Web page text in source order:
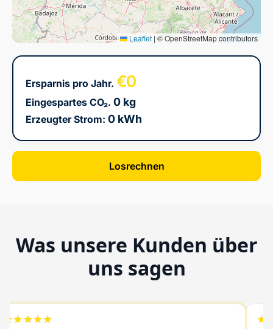
Leaflet | © OpenStreetMap contributors
Ersparnis pro Jahr. €0
Eingespartes CO₂. 0 kg
Erzeugter Strom: 0 kWh
Losrechnen
Was unsere Kunden über
uns sagen